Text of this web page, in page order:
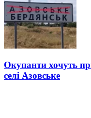
Окупанти хочуть
селі Азовське